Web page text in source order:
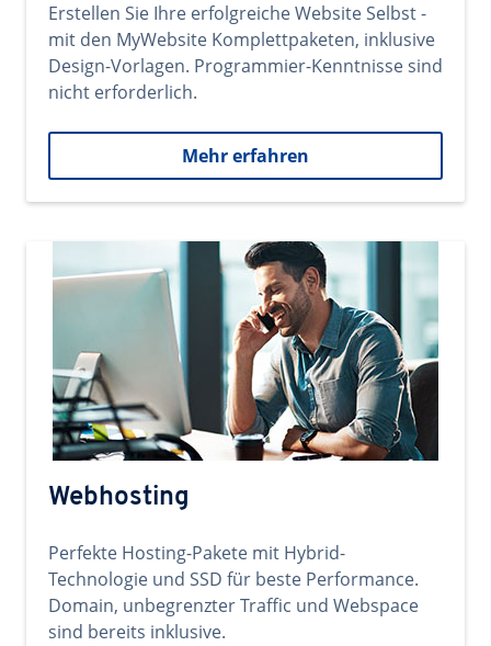
Erstellen Sie Ihre erfolgreiche Website Selbst -
mit den MyWebsite Komplettpaketen, inklusive
Design-Vorlagen. Programmier-Kenntnisse sind
nicht erforderlich.
Mehr erfahren
Webhosting
Perfekte Hosting-Pakete mit Hybrid-
Technologie und SSD für beste Performance.
Domain, unbegrenzter Traffic und Webspace
sind bereits inklusive.